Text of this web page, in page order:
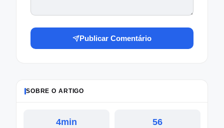
Publicar Comentário
SOBRE O ARTIGO
4min 56